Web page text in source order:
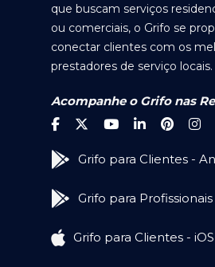
que buscam serviços
ou comerciais, o Grifo se
conectar clientes com os
prestadores de serviço locais.
Acompanhe o Grifo nas
Grifo para Clientes -
Grifo para
Grifo para Clientes - iOS